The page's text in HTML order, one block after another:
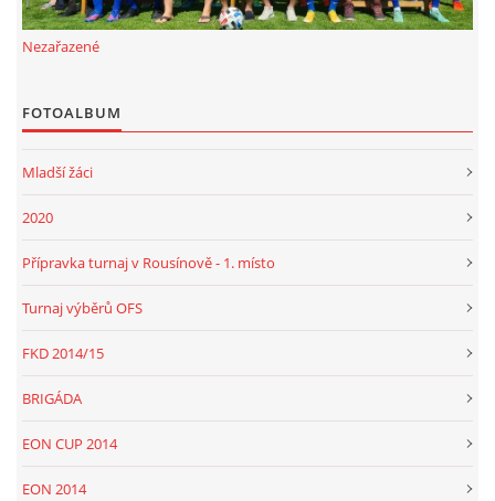
č.ú. 3227086359 / 0800
© 2026 eStránky.cz |RSS
Nezařazené
FOTOALBUM
Mladší žáci
2020
Přípravka turnaj v Rousínově - 1. místo
Turnaj výběrů OFS
FKD 2014/15
BRIGÁDA
EON CUP 2014
EON 2014